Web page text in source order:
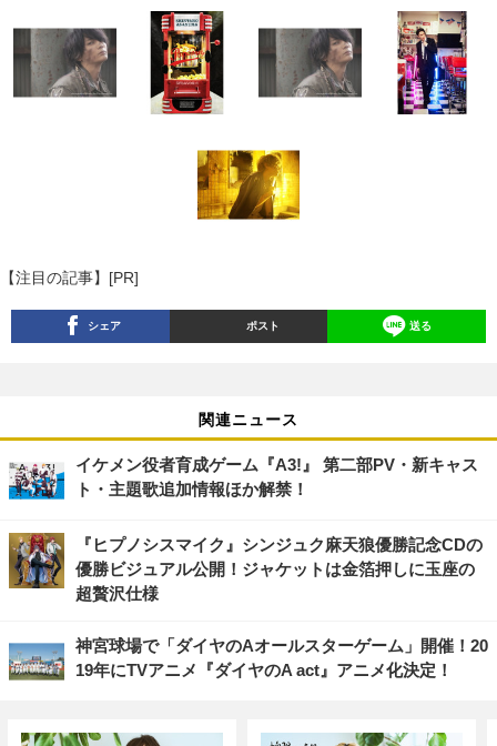
【注目の記事】[PR]
シェア ポスト 送る
関連ニュース
イケメン役者育成ゲーム『A3!』 第二部PV・新キャス
ト・主題歌追加情報ほか解禁！
『ヒプノシスマイク』シンジュク麻天狼優勝記念CDの
優勝ビジュアル公開！ジャケットは金箔押しに玉座の
超贅沢仕様
神宮球場で「ダイヤのAオールスターゲーム」開催！20
19年にTVアニメ『ダイヤのA act』アニメ化決定！